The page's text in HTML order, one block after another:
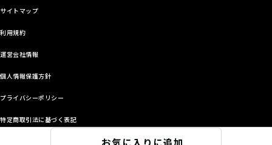
お気に入りに追加
サイトマップ
利用規約
運営会社情報
個人情報保護方針
プライバシーポリシー
特定商取引法に基づく表記